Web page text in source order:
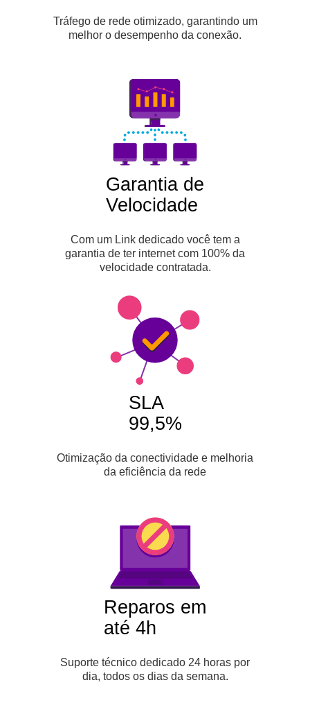
Tráfego de rede otimizado, garantindo um
melhor o desempenho da conexão.
Garantia de
Velocidade
Com um Link dedicado você tem a
garantia de ter internet com 100% da
velocidade contratada.
SLA
99,5%
Otimização da conectividade e melhoria
da eficiência da rede
Reparos em
até 4h
Suporte técnico dedicado 24 horas por
dia, todos os dias da semana.